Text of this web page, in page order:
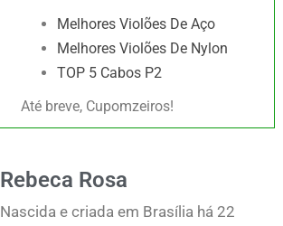
Melhores Violões De Aço
Melhores Violões De Nylon
TOP 5 Cabos P2
Até breve, Cupomzeiros!
Rebeca Rosa
Nascida e criada em Brasília há 22